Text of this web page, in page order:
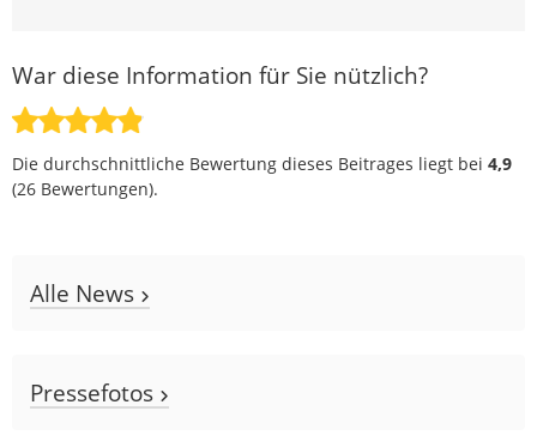
War diese Information für Sie nützlich?
Die durchschnittliche Bewertung dieses Beitrages liegt bei 4,9
(26 Bewertungen).
Alle News
Pressefotos